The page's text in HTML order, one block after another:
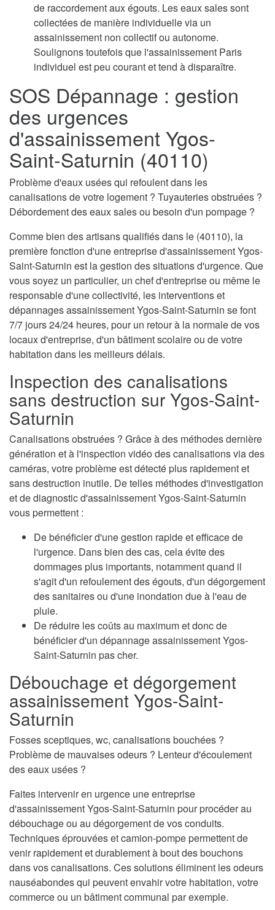
de raccordement aux égouts. Les eaux sales sont
collectées de manière individuelle via un
assainissement non collectif ou autonome.
Soulignons toutefois que l'assainissement Paris
individuel est peu courant et tend à disparaître.
SOS Dépannage : gestion
des urgences
d'assainissement Ygos-
Saint-Saturnin (40110)
Problème d'eaux usées qui refoulent dans les
canalisations de votre logement ? Tuyauteries obstruées ?
Débordement des eaux sales ou besoin d'un pompage ?
Comme bien des artisans qualifiés dans le (40110), la
première fonction d'une entreprise d'assainissement Ygos-
Saint-Saturnin est la gestion des situations d'urgence. Que
vous soyez un particulier, un chef d'entreprise ou même le
responsable d'une collectivité, les interventions et
dépannages assainissement Ygos-Saint-Saturnin se font
7/7 jours 24/24 heures, pour un retour à la normale de vos
locaux d'entreprise, d'un bâtiment scolaire ou de votre
habitation dans les meilleurs délais.
Inspection des canalisations
sans destruction sur Ygos-Saint-
Saturnin
Canalisations obstruées ? Grâce à des méthodes dernière
génération et à l'inspection vidéo des canalisations via des
caméras, votre problème est détecté plus rapidement et
sans destruction inutile. De telles méthodes d'investigation
et de diagnostic d'assainissement Ygos-Saint-Saturnin
vous permettent :
De bénéficier d'une gestion rapide et efficace de
l'urgence. Dans bien des cas, cela évite des
dommages plus importants, notamment quand il
s'agit d'un refoulement des égouts, d'un dégorgement
des sanitaires ou d'une inondation due à l'eau de
pluie.
De réduire les coûts au maximum et donc de
bénéficier d'un dépannage assainissement Ygos-
Saint-Saturnin pas cher.
Débouchage et dégorgement
assainissement Ygos-Saint-
Saturnin
Fosses sceptiques, wc, canalisations bouchées ?
Problème de mauvaises odeurs ? Lenteur d'écoulement
des eaux usées ?
Faites intervenir en urgence une entreprise
d'assainissement Ygos-Saint-Saturnin pour procéder au
débouchage ou au dégorgement de vos conduits.
Techniques éprouvées et camion-pompe permettent de
venir rapidement et durablement à bout des bouchons
dans vos canalisations. Ces solutions éliminent les odeurs
nauséabondes qui peuvent envahir votre habitation, votre
commerce ou un bâtiment communal par exemple.